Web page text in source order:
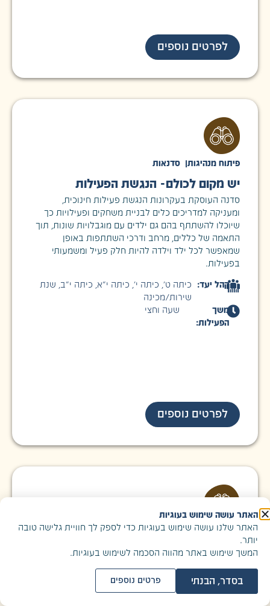
לפרטים נוספים
פיתוח מנהיגות| סדנאות
יש מקום לכולם- הנגשת הפעילות
סדנה העוסקת בעקרונות הנגשת פעילות חינוכית,
ומעניקה למדריכים כלים לבניית משחקים ופעילויות כך
שיוכלו להשתתף בהם גם ילדים עם מוגבלויות שונות, תוך
התאמה של כללים, מרחב ודרכי השתתפות באופן
שמאפשר לכל ילד וילדה להיות חלק פעיל ומשמעותי
בפעילות.
קהל יעד: כיתה ט׳ כיתה י׳ כיתה י״א כיתה י״ב
שנת
שירות/מכינה
משך
הפעילות:
שעה וחצי
לפרטים נוספים
פיתוח מנהיגות|סדנאות
המשחק ככלי חינוכי
המשחק הוא הרבה יותר מכיף – הוא כלי חינוכי רב-עוצמה.
המשתתפים מכירים את המטרות השונות שמשחק יכול
לשרת, לומדים כיצד לבחור ולהעביר משחק נכון
האתר עושה שימוש בעוגיות
האתר שלנו עושה שימוש בעוגיות כדי לספק לך חוויית גלישה טובה
יותר.
המשך שימוש באתר מהווה הסכמה לשימוש בעוגיות.
בסדר, הבנתי פרטים נוספים